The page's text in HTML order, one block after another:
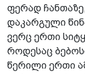
ფერად
დაკარგული
ვერც ერთი
როდესაც
წერილი ერთი